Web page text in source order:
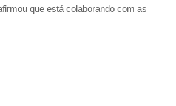
que está colaborando com as